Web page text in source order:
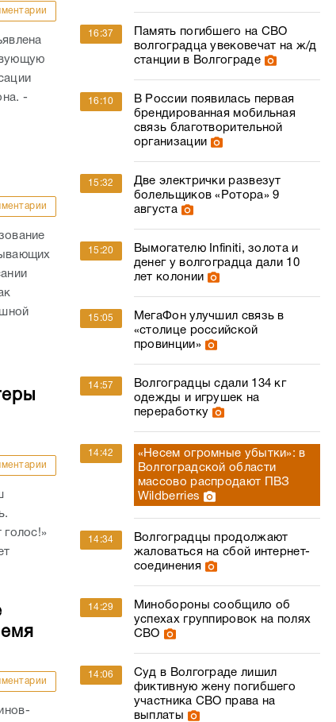
-
16:37
Память погибшего на СВО
волгоградца увековечат на ж/д
станции в Волгограде
16:10
В России появилась первая
брендированная мобильная
связь благотворительной
организации
15:32
Две электрички развезут
болельщиков «Ротора» 9
августа
15:20
Вымогателю Infiniti, золота и
денег у волгоградца дали 10
лет колонии
15:05
МегаФон улучшил связь в
«столице российской
провинции»
14:57
Волгоградцы сдали 134 кг
одежды и игрушек на
переработку
14:42
«Несем огромные убытки»: в
Волгоградской области
массово распродают ПВЗ
Wildberries
14:34
Волгоградцы продолжают
жаловаться на сбой интернет-
соединения
14:29
Минобороны сообщило об
успехах группировок на полях
СВО
14:06
Суд в Волгограде лишил
фиктивную жену погибшего
участника СВО права на
выплаты